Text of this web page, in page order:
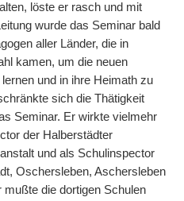
löste er rasch und mit
wurde das Seminar bald
aller Länder, die in
kamen, um die neuen
und in ihre Heimath zu
sich die Thätigkeit
Seminar. Er wirkte vielmehr
der Halberstädter
und als Schulinspector
Oschersleben, Aschersleben
mußte die dortigen Schulen